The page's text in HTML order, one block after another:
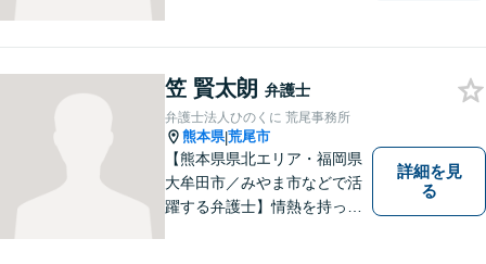
ています。皆様にとって一番
のパートナーとなれるよう、
精一杯取り組ませていただき
ます。
笠 賢太朗 弁護士
弁護士法人ひのくに 荒尾事務所
熊本県|荒尾市
【熊本県県北エリア・福岡県
大牟田市／みやま市などで活
躍する弁護士】情熱を持って
詳細を見
る